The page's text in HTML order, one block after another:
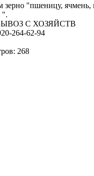
зерно "пшеницу, ячмень,
".
С ХОЗЯЙСТВ
264-62-94
268